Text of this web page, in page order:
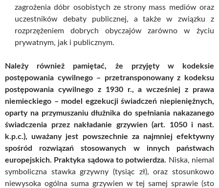
zagrożenia dóbr osobistych ze strony mass mediów oraz
uczestników debaty publicznej, a także w związku z
rozprzężeniem dobrych obyczajów zarówno w życiu
prywatnym, jak i publicznym.
Należy również pamiętać, że przyjęty w kodeksie
postępowania cywilnego – przetransponowany z kodeksu
postępowania cywilnego z 1930 r., a wcześniej z prawa
niemieckiego – model egzekucji świadczeń niepieniężnych,
oparty na przymuszaniu dłużnika do spełniania nakazanego
świadczenia przez nakładanie grzywien (art. 1050 i nast.
k.p.c.), uważany jest powszechnie za najmniej efektywny
spośród rozwiązań stosowanych w innych państwach
europejskich. Praktyka sądowa to potwierdza. Niska, niemal
symboliczna stawka grzywny (tysiąc zł), oraz stosunkowo
niewysoka ogólna suma grzywien w tej samej sprawie (sto